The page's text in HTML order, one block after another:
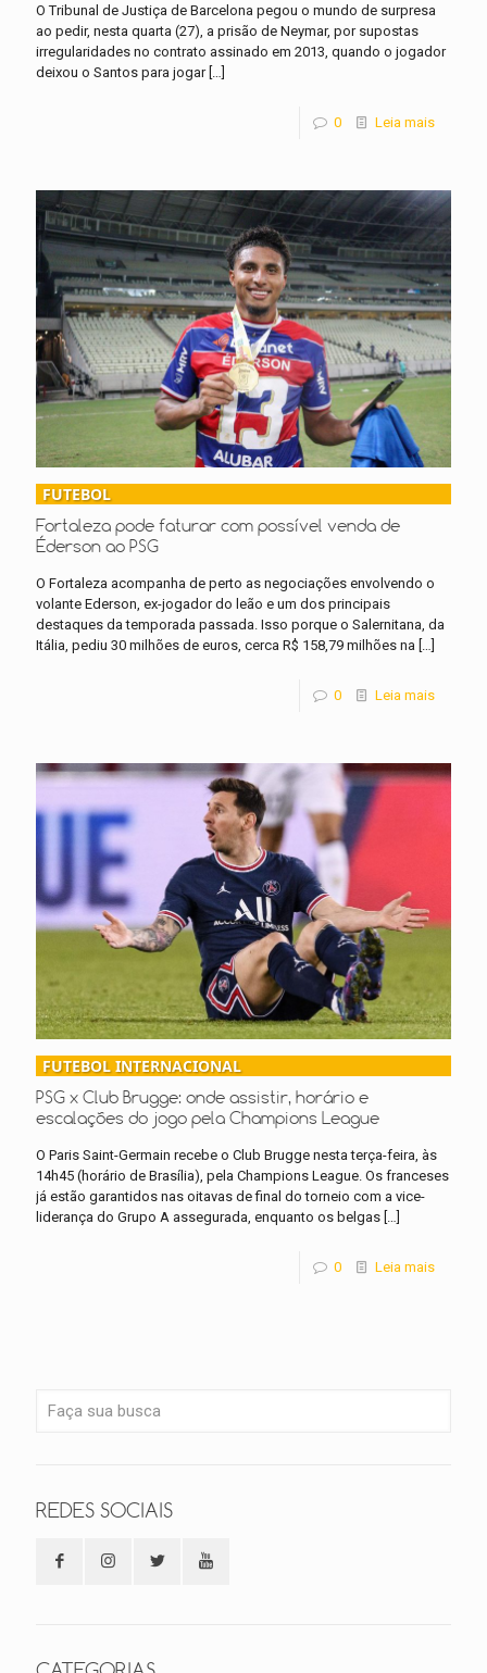
O Tribunal de Justiça de Barcelona pegou o mundo de surpresa
ao pedir, nesta quarta (27), a prisão de Neymar, por supostas
irregularidades no contrato assinado em 2013, quando o jogador
deixou o Santos para jogar[…]
0 Leia mais
FUTEBOL
Fortaleza pode faturar com possível venda de
Éderson ao PSG
O Fortaleza acompanha de perto as negociações envolvendo o
volante Ederson, ex-jogador do leão e um dos principais
destaques da temporada passada. Isso porque o Salernitana, da
Itália, pediu 30 milhões de euros, cerca R$ 158,79 milhões na […]
0 Leia mais
FUTEBOL INTERNACIONAL
PSG x Club Brugge: onde assistir, horário e
escalações do jogo pela Champions League
O Paris Saint-Germain recebe o Club Brugge nesta terça-feira, às
14h45 (horário de Brasília), pela Champions League. Os franceses
já estão garantidos nas oitavas de final do torneio com a vice-
liderança do Grupo A assegurada, enquanto os belgas […]
0 Leia mais
REDES SOCIAIS